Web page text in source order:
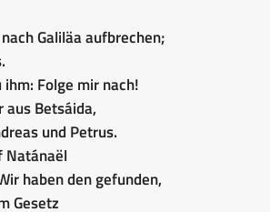
Galiläa aufbrechen;
ihm: Folge mir nach!
aus Betsáida,
und Petrus.
Natánaël
haben den gefunden,
Gesetz